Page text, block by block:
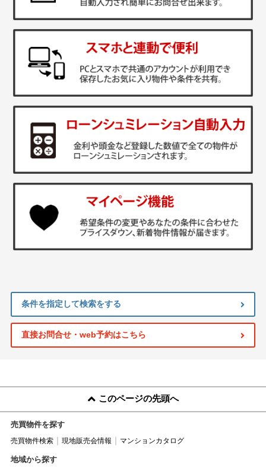
条件を指定して検索をする
直接お問合せ・web予約はこちら
このページの先頭へ
売買物件を探す
売買物件検索 現地販売会情報 マンションカタログ
地域から探す